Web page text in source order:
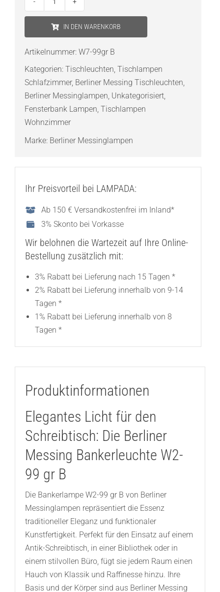
gr
B
Menge
IN DEN WARENKORB
Artikelnummer: W7-99gr B
Kategorien: Tischleuchten, Tischlampen
Schlafzimmer, Berliner Messing Tischleuchten,
Berliner Messinglampen, Unkategorisiert,
Fensterbank Lampen, Tischlampen
Wohnzimmer
Marke: Berliner Messinglampen
Ihr Preisvorteil bei LAMPADA:
Ab 150 € Versandkostenfrei im Inland*
3% Skonto bei Vorkasse
Wir belohnen die Wartezeit auf Ihre Online-
Bestellung zusätzlich mit:
3% Rabatt bei Lieferung nach 15 Tagen *
2% Rabatt bei Lieferung innerhalb von 9-14
Tagen *
1% Rabatt bei Lieferung innerhalb von 8
Tagen *
Produktinformationen
Elegantes Licht für den
Schreibtisch: Die Berliner
Messing Bankerleuchte W2-
99 gr B
Die Bankerlampe W2-99 gr B von Berliner
Messinglampen repräsentiert die Essenz
traditioneller Eleganz und funktionaler
Kunstfertigkeit. Perfekt für den Einsatz auf einem
Antik-Schreibtisch, in einer Bibliothek oder in
einem stilvollen Büro, fügt sie jedem Raum einen
Hauch von Klassik und Raffinesse hinzu. Ihre
Basis und der Körper sind aus Berliner Messing